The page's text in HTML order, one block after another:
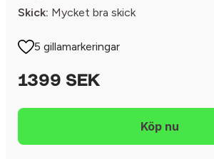
Skick: Mycket bra skick
5 gillamarkeringar
1399 SEK